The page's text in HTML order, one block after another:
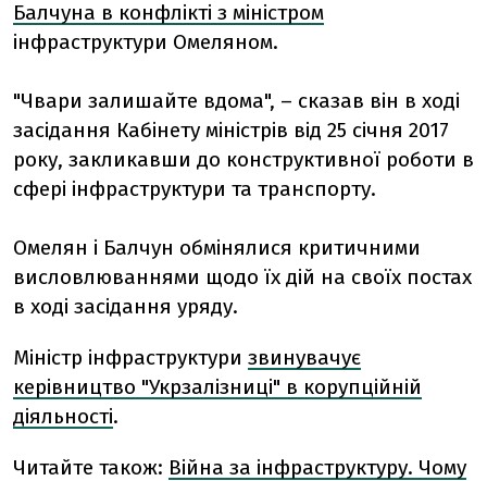
Балчуна в конфлікті з міністром
інфраструктури Омеляном.
"Чвари залишайте вдома", – сказав він в ході
засідання Кабінету міністрів від 25 січня 2017
року, закликавши до конструктивної роботи в
сфері інфраструктури та транспорту.
Омелян і Балчун обмінялися критичними
висловлюваннями щодо їх дій на своїх постах
в ході засідання уряду.
Міністр інфраструктури звинувачує
керівництво "Укрзалізниці" в корупційній
діяльності.
Читайте також: Війна за інфраструктуру. Чому